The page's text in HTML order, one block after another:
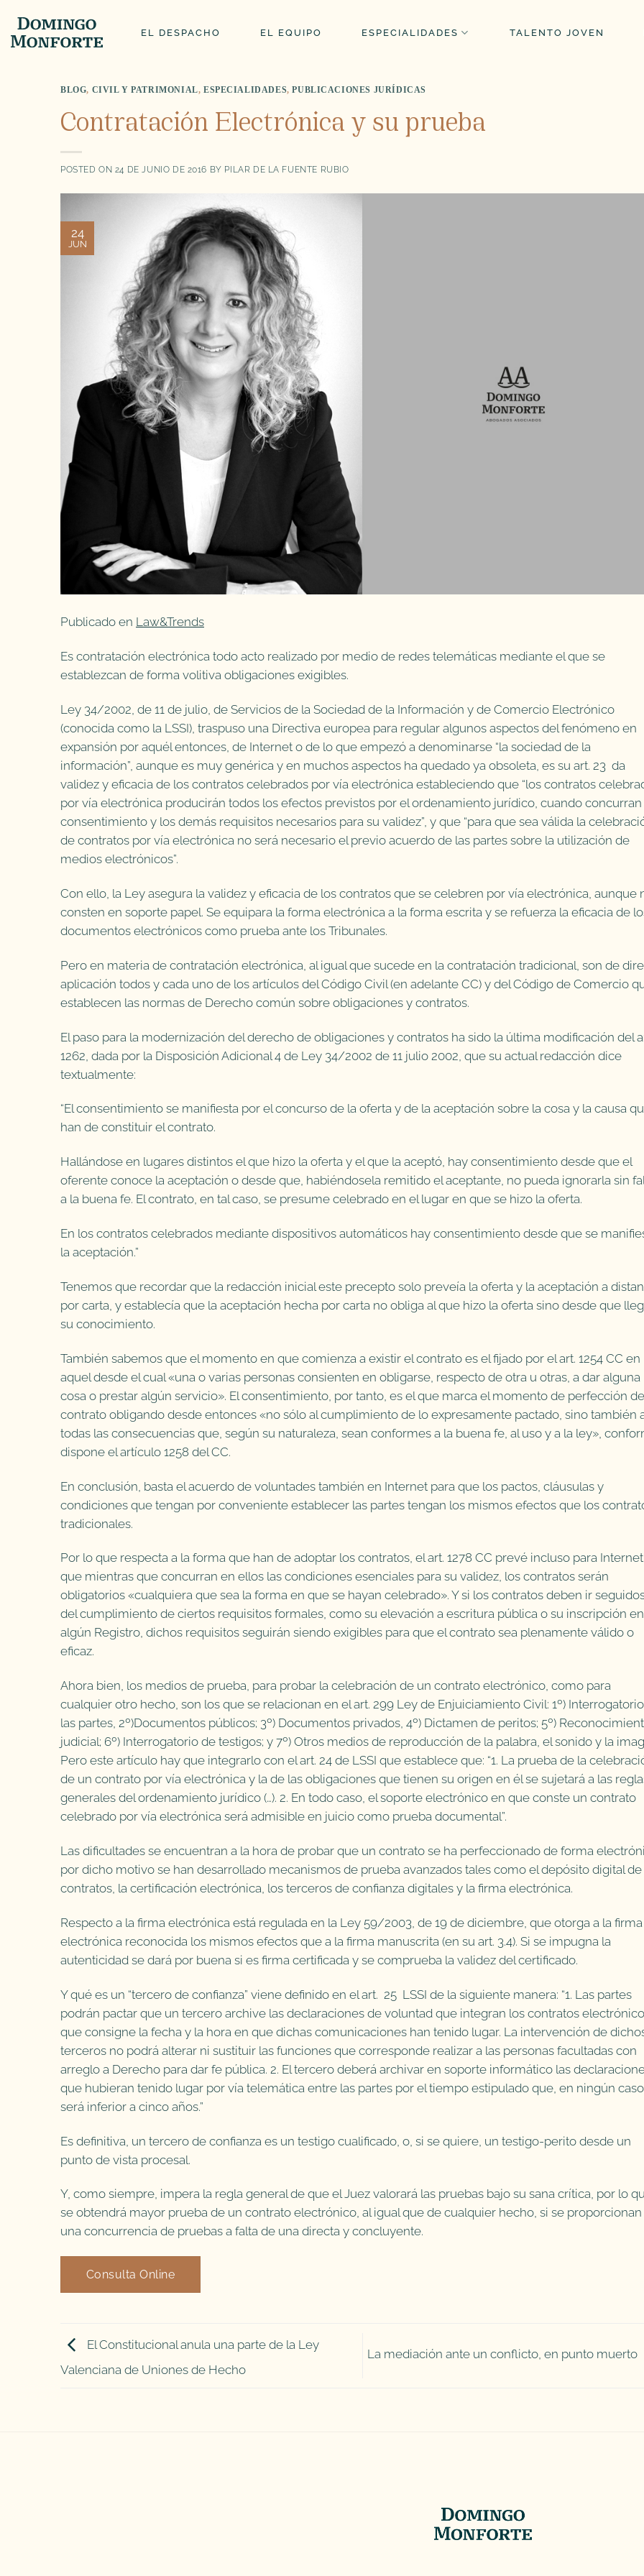
contenido
EL DESPACHO EL EQUIPO ESPECIALIDADES TALENTO JOVEN
BLOG, CIVIL Y PATRIMONIAL, ESPECIALIDADES,PUBLICACIONES JURÍDICAS
Contratación Electrónica y su prueba
POSTED ON 24 DE JUNIO DE 2016 BY PILAR DE LA FUENTE RUBIO
24
JUN
Publicado en Law&Trends
Es contratación electrónica todo acto realizado por medio de redes telemáticas mediante el que se
establezcan de forma volitiva obligaciones exigibles.
Ley 34/2002, de 11 de julio, de Servicios de la Sociedad de la Información y de Comercio Electrónico
(conocida como la LSSI), traspuso una Directiva europea para regular algunos aspectos del fenómeno en
expansión por aquél entonces, de Internet o de lo que empezó a denominarse “la sociedad de la
información”, aunque es muy genérica y en muchos aspectos ha quedado ya obsoleta, es su art. 23 da
validez y eficacia de los contratos celebrados por vía electrónica estableciendo que “los contratos
por vía electrónica producirán todos los efectos previstos por el ordenamiento jurídico, cuando concurran
consentimiento y los demás requisitos necesarios para su validez”, y que “para que sea válida la
de contratos por vía electrónica no será necesario el previo acuerdo de las partes sobre la utilización de
medios electrónicos”.
Con ello, la Ley asegura la validez y eficacia de los contratos que se celebren por vía electrónica, aunque
consten en soporte papel. Se equipara la forma electrónica a la forma escrita y se refuerza la eficacia de
documentos electrónicos como prueba ante los Tribunales.
Pero en materia de contratación electrónica, al igual que sucede en la contratación tradicional, son de
aplicación todos y cada uno de los artículos del Código Civil (en adelante CC) y del Código de Comercio
establecen las normas de Derecho común sobre obligaciones y contratos.
El paso para la modernización del derecho de obligaciones y contratos ha sido la última modificación del
1262, dada por la Disposición Adicional 4 de Ley 34/2002 de 11 julio 2002, que su actual redacción dice
textualmente:
“El consentimiento se manifiesta por el concurso de la oferta y de la aceptación sobre la cosa y la causa
han de constituir el contrato.
Hallándose en lugares distintos el que hizo la oferta y el que la aceptó, hay consentimiento desde que el
oferente conoce la aceptación o desde que, habiéndosela remitido el aceptante, no pueda ignorarla sin
a la buena fe. El contrato, en tal caso, se presume celebrado en el lugar en que se hizo la oferta.
En los contratos celebrados mediante dispositivos automáticos hay consentimiento desde que se
la aceptación.”
Tenemos que recordar que la redacción inicial este precepto solo preveía la oferta y la aceptación a
por carta, y establecía que la aceptación hecha por carta no obliga al que hizo la oferta sino desde que
su conocimiento.
También sabemos que el momento en que comienza a existir el contrato es el fijado por el art. 1254 CC en
aquel desde el cual «una o varias personas consienten en obligarse, respecto de otra u otras, a dar alguna
cosa o prestar algún servicio». El consentimiento, por tanto, es el que marca el momento de perfección
contrato obligando desde entonces «no sólo al cumplimiento de lo expresamente pactado, sino también
todas las consecuencias que, según su naturaleza, sean conformes a la buena fe, al uso y a la ley»,
dispone el artículo 1258 del CC.
En conclusión, basta el acuerdo de voluntades también en Internet para que los pactos, cláusulas y
condiciones que tengan por conveniente establecer las partes tengan los mismos efectos que los
tradicionales.
Por lo que respecta a la forma que han de adoptar los contratos, el art. 1278 CC prevé incluso para Internet
que mientras que concurran en ellos las condiciones esenciales para su validez, los contratos serán
obligatorios «cualquiera que sea la forma en que se hayan celebrado». Y si los contratos deben ir
del cumplimiento de ciertos requisitos formales, como su elevación a escritura pública o su inscripción en
algún Registro, dichos requisitos seguirán siendo exigibles para que el contrato sea plenamente válido o
eficaz.
Ahora bien, los medios de prueba, para probar la celebración de un contrato electrónico, como para
cualquier otro hecho, son los que se relacionan en el art. 299 Ley de Enjuiciamiento Civil: 1º)
las partes, 2º)Documentos públicos; 3º) Documentos privados, 4º) Dictamen de peritos; 5º)
judicial; 6º) Interrogatorio de testigos; y 7º) Otros medios de reproducción de la palabra, el sonido y la
Pero este artículo hay que integrarlo con el art. 24 de LSSI que establece que: “1. La prueba de la
de un contrato por vía electrónica y la de las obligaciones que tienen su origen en él se sujetará a las
generales del ordenamiento jurídico (…). 2. En todo caso, el soporte electrónico en que conste un contrato
celebrado por vía electrónica será admisible en juicio como prueba documental”.
Las dificultades se encuentran a la hora de probar que un contrato se ha perfeccionado de forma
por dicho motivo se han desarrollado mecanismos de prueba avanzados tales como el depósito digital de
contratos, la certificación electrónica, los terceros de confianza digitales y la firma electrónica.
Respecto a la firma electrónica está regulada en la Ley 59/2003, de 19 de diciembre, que otorga a la firma
electrónica reconocida los mismos efectos que a la firma manuscrita (en su art. 3.4). Si se impugna la
autenticidad se dará por buena si es firma certificada y se comprueba la validez del certificado.
Y qué es un “tercero de confianza” viene definido en el art. 25 LSSI de la siguiente manera: “1. Las partes
podrán pactar que un tercero archive las declaraciones de voluntad que integran los contratos
que consigne la fecha y la hora en que dichas comunicaciones han tenido lugar. La intervención de
terceros no podrá alterar ni sustituir las funciones que corresponde realizar a las personas facultadas con
arreglo a Derecho para dar fe pública. 2. El tercero deberá archivar en soporte informático las
que hubieran tenido lugar por vía telemática entre las partes por el tiempo estipulado que, en ningún caso,
será inferior a cinco años.”
Es definitiva, un tercero de confianza es un testigo cualificado, o, si se quiere, un testigo-perito desde un
punto de vista procesal.
Y, como siempre, impera la regla general de que el Juez valorará las pruebas bajo su sana crítica, por lo
se obtendrá mayor prueba de un contrato electrónico, al igual que de cualquier hecho, si se proporcionan
una concurrencia de pruebas a falta de una directa y concluyente.
Consulta Online
El Constitucional anula una parte de la Ley
Valenciana de Uniones de Hecho
La mediación ante un conflicto, en punto muerto